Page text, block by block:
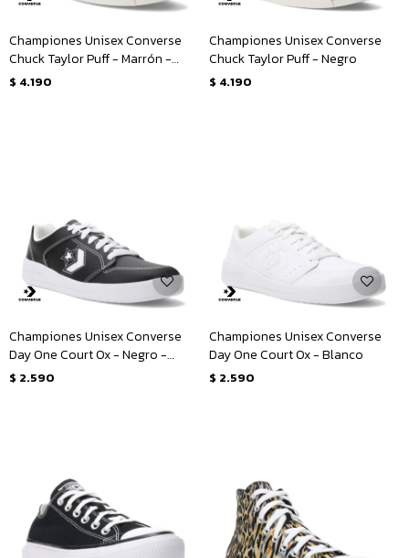
Championes Unisex Converse
Chuck Taylor Puff - Marrón -
Amarillo Mostaza
$ 4.190
Championes Unisex Converse
Chuck Taylor Puff - Negro
$ 4.190
Championes Unisex Converse
Day One Court Ox - Negro -
Blanco
$ 2.590
Championes Unisex Converse
Day One Court Ox - Blanco
$ 2.590